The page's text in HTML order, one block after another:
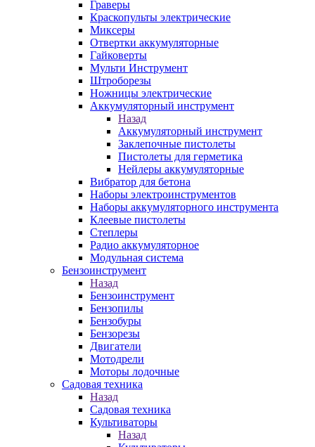
Граверы
Краскопульты электрические
Миксеры
Отвертки аккумуляторные
Гайковерты
Мульти Инструмент
Штроборезы
Ножницы электрические
Аккумуляторный инструмент
Назад
Аккумуляторный инструмент
Заклепочные пистолеты
Пистолеты для герметика
Нейлеры аккумуляторные
Вибратор для бетона
Наборы электроинструментов
Наборы аккумуляторного инструмента
Клеевые пистолеты
Степлеры
Радио аккумуляторное
Модульная система
Бензоинструмент
Назад
Бензоинструмент
Бензопилы
Бензобуры
Бензорезы
Двигатели
Мотодрели
Моторы лодочные
Садовая техника
Назад
Садовая техника
Культиваторы
Назад